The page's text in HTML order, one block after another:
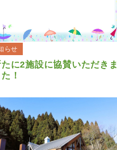
らせ
に2施設に協賛いただきま
！